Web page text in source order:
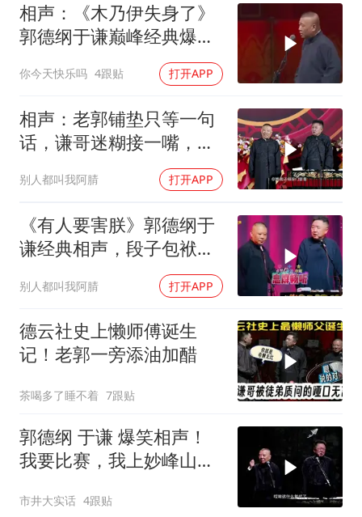
相声：《木乃伊失身了》
郭德纲于谦巅峰经典爆笑
你今天快乐吗 4跟贴 打开APP
相声：老郭铺垫只等一句
话，谦哥迷糊接一嘴，包
别人都叫我阿腈 打开APP
《有人要害朕》郭德纲于
谦经典相声，段子包袱满
别人都叫我阿腈 打开APP
德云社史上懒师傅诞生
记！老郭一旁添油加醋
茶喝多了睡不着 7跟贴
郭德纲 于谦 爆笑相声！
我要比赛，我上妙峰山干
祖庙
市井大实话 4跟贴